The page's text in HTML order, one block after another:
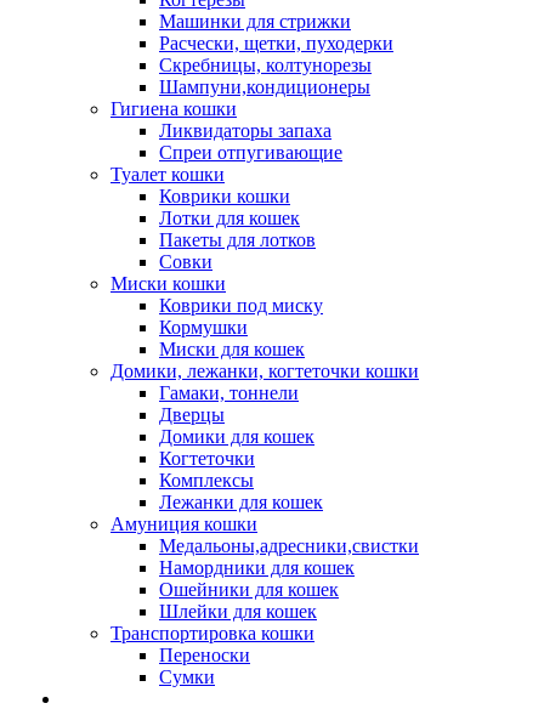
Машинки для стрижки
Расчески, щетки, пуходерки
Скребницы, колтунорезы
Шампуни,кондиционеры
Гигиена кошки
Ликвидаторы запаха
Спреи отпугивающие
Туалет кошки
Коврики кошки
Лотки для кошек
Пакеты для лотков
Совки
Миски кошки
Коврики под миску
Кормушки
Миски для кошек
Домики, лежанки, когтеточки кошки
Гамаки, тоннели
Дверцы
Домики для кошек
Когтеточки
Комплексы
Лежанки для кошек
Амуниция кошки
Медальоны,адресники,свистки
Намордники для кошек
Ошейники для кошек
Шлейки для кошек
Транспортировка кошки
Переноски
Сумки